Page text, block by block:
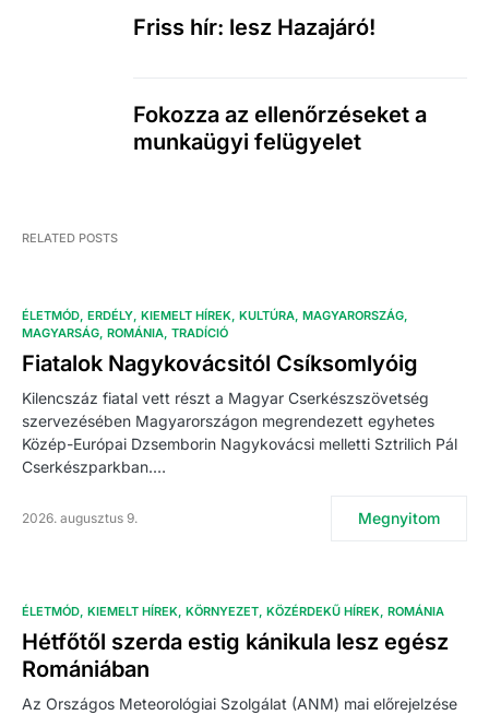
Friss hír: lesz Hazajáró!
Fokozza az ellenőrzéseket a
munkaügyi felügyelet
RELATED POSTS
ÉLETMÓD ERDÉLY KIEMELT HÍREK KULTÚRA MAGYARORSZÁG
MAGYARSÁG ROMÁNIA TRADÍCIÓ
Fiatalok Nagykovácsitól Csíksomlyóig
Kilencszáz fiatal vett részt a Magyar Cserkészszövetség
szervezésében Magyarországon megrendezett egyhetes
Közép-Európai Dzsemborin Nagykovácsi melletti Sztrilich Pál
Cserkészparkban.…
2026. augusztus 9. Megnyitom
ÉLETMÓD KIEMELT HÍREK KÖRNYEZET KÖZÉRDEKŰ HÍREK ROMÁNIA
Hétfőtől szerda estig kánikula lesz egész
Romániában
Az Országos Meteorológiai Szolgálat (ANM) mai előrejelzése